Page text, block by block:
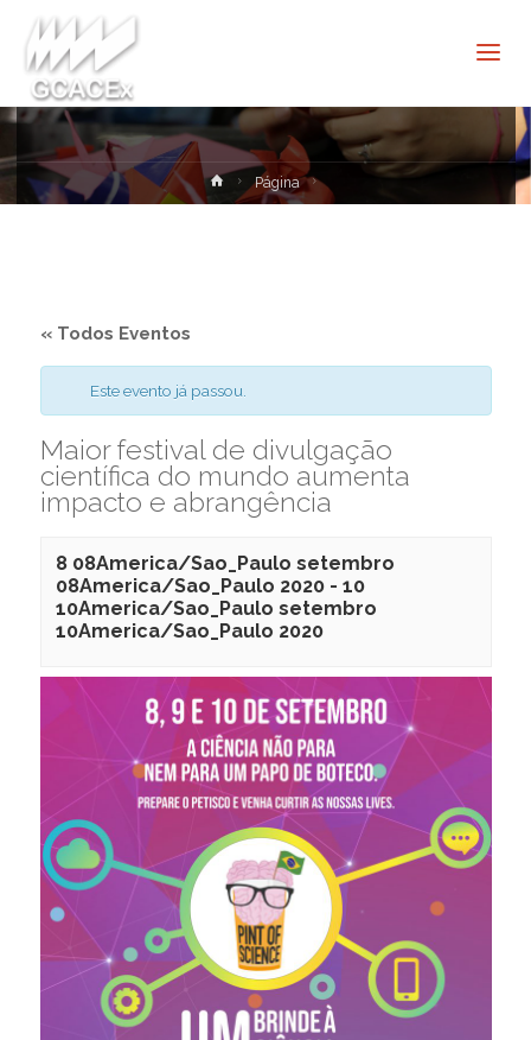
HomePágina
« Todos Eventos
Este evento já passou.
Maior festival de divulgação
científica do mundo aumenta
impacto e abrangência
8 08America/Sao_Paulo setembro
08America/Sao_Paulo 2020- 10
10America/Sao_Paulo setembro
10America/Sao_Paulo 2020